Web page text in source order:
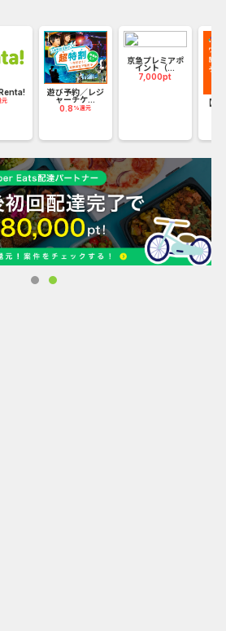
より1万円以上安く移動できるかも
・出発時間帯などで絞り込みができ
上で、リピート購入にも報酬をお支
ス・夜行バスの比較・予約サイト！
元
遊び予約／レジ
ャーチケ...
0.8 %還元
京急プレミアポ
イント（...
7,000pt
【